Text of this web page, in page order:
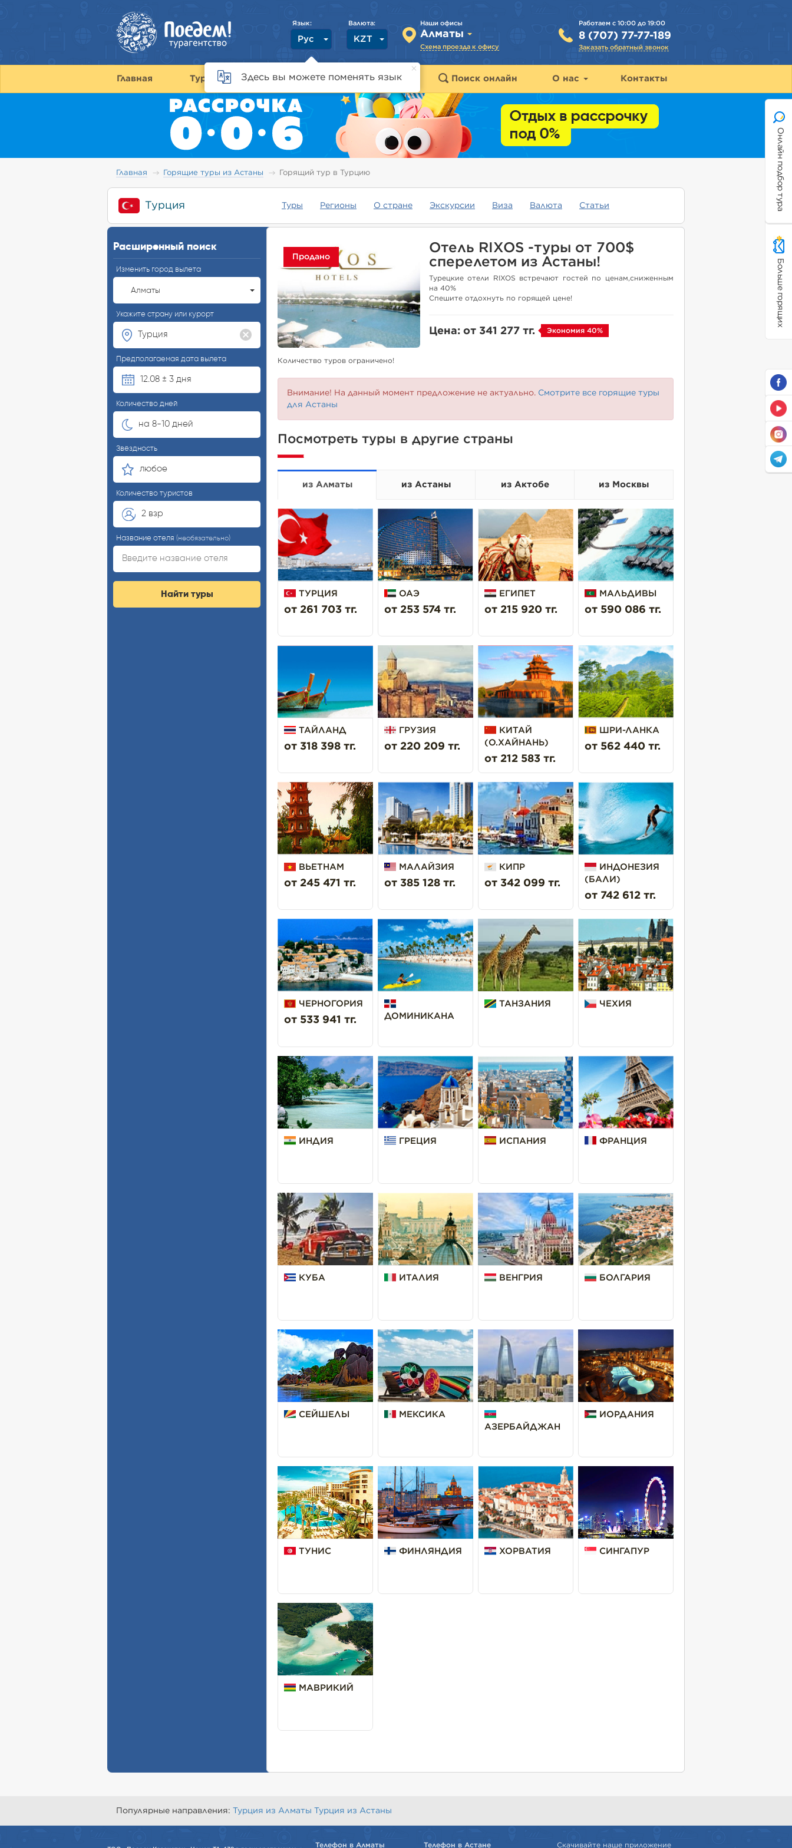
Работаем с 10:00 до 19:00
8 (707) 77-77-189
Заказать обратный звонок
Наши офисы
Алматы
Схема проезда к офису
Валюта:
KZT
Язык:
Рус
Здесь вы можете поменять язык
Главная Туры Страны Горящие туры Поиск онлайн О нас Контакты
Онлайн подбор тура
Больше горящих
Главная Горящие туры из Астаны Горящий тур в Турцию
Турция Туры Регионы О стране Экскурсии Виза Валюта Статьи
Расширенный поиск
Изменить город вылета
Алматы
Укажите страну или курорт
Предполагаемая дата вылета
12.08 ± 3 дня
Количество дней
на 8-10 дней
Звёздность
любое
Количество туристов
2 взр
Название отеля (необязательно)
Найти туры
Продано
Отель RIXOS -туры от 700$
cперелетом из Астаны!
Турецкие отели RIXOS встречают гостей по ценам,сниженным
на 40%
Спешите отдохнуть по горящей цене!
Цена: от 341 277 тг. Экономия 40%
Количество туров ограничено!
Внимание! На данный момент предложение не актуально. Смотрите все горящие туры
для Астаны
Посмотреть туры в другие страны
из Алматы из Астаны из Актобе из Москвы
ТУРЦИЯ
от 261 703 тг.
ОАЭ
от 253 574 тг.
ЕГИПЕТ
от 215 920 тг.
МАЛЬДИВЫ
от 590 086 тг.
ТАЙЛАНД
от 318 398 тг.
ГРУЗИЯ
от 220 209 тг.
КИТАЙ
(О.ХАЙНАНЬ)
от 212 583 тг.
ШРИ-ЛАНКА
от 562 440 тг.
ВЬЕТНАМ
от 245 471 тг.
МАЛАЙЗИЯ
от 385 128 тг.
КИПР
от 342 099 тг.
ИНДОНЕЗИЯ
(БАЛИ)
от 742 612 тг.
ЧЕРНОГОРИЯ
от 533 941 тг. ДОМИНИКАНА
ТАНЗАНИЯ ЧЕХИЯ
ИНДИЯ ГРЕЦИЯ ИСПАНИЯ ФРАНЦИЯ
КУБА ИТАЛИЯ ВЕНГРИЯ БОЛГАРИЯ
СЕЙШЕЛЫ
МЕКСИКА
АЗЕРБАЙДЖАН
ИОРДАНИЯ
ТУНИС ФИНЛЯНДИЯ ХОРВАТИЯ СИНГАПУР
МАВРИКИЙ
Популярные направления: Турция из Алматы Турция из Астаны
Телефон в Алматы Телефон в Астане Скачивайте наше приложение